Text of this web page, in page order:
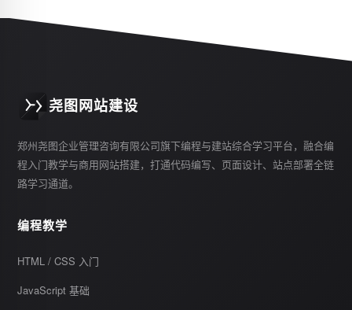
尧图网站建设
郑州尧图企业管理咨询有限公司旗下编程与建站综合学习平台，融合编
程入门教学与商用网站搭建，打通代码编写、页面设计、站点部署全链
路学习通道。
编程教学
HTML / CSS 入门
JavaScript 基础